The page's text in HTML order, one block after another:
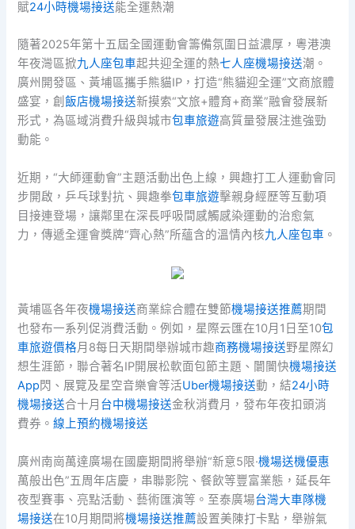
賦24小時機場接送能全運熱潮
隨著2025年第十五屆全國運動會籌備氛圍日益濃厚，粵港澳
年夜灣區掀九人座包車起共迎全運的熱七人座機場接送潮。
廣州開發區、黃埔區攜手熊貓IP，打造“熊貓迎全運”文商旅體
盛宴，創飯店機場接送新摸索“文旅+體育+商業”融會發展新
形式，為區域消費升級與城市包車旅遊高質量發展注進強勁
動能。
近期，“大師運動會”主題活動出色上線，興趣打工人運動會同
步開啟，乒乓球對抗、興趣拳包車旅遊擊親身經歷等互動項
目接連登場，讓鄰里在深長呼吸間感觸感染運動的治愈氣
力，傳遞全運會獎牌“齊心熱”所蘊含的溫情內核九人座包車 。
黃埔區各年夜機場接送商業綜合體在雙節機場接送推薦期間
也發布一系列促消費活動。例如，星際云匯在10月1日至10包
車旅遊價格月8每日天期間舉辦城市趣商務機場接送野星際幻
想生涯節，聯合著名IP開展松軟面包節主題、闤闠快機場接送
App閃、展覽及星空音樂會等活Uber機場接送動，結24小時
機場接送合十月 台中機場接送金秋消費月，發布年夜扣頭消
費券。線上預約機場接送
廣州南崗萬達廣場在國慶期間將舉辦“新意5限·機場送機優惠
萬般出色”五周年店慶，串聯影院、餐飲等豐富業態，延長年
夜型賽事、亮點活動、藝術匯演等。至泰廣場台灣大車隊機
場接送在10月期間將機場接送推薦設置美陳打卡點，舉辦氣